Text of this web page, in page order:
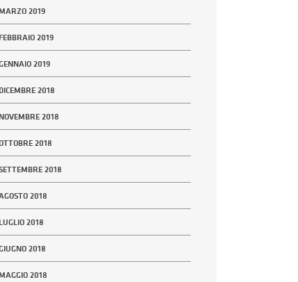
2019
FEBBRAIO 2019
2019
DICEMBRE 2018
NOVEMBRE 2018
2018
2018
2018
LUGLIO 2018
2018
2018